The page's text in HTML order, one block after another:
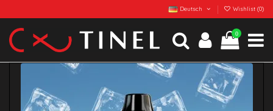
Deutsch Wishlist (0)
0